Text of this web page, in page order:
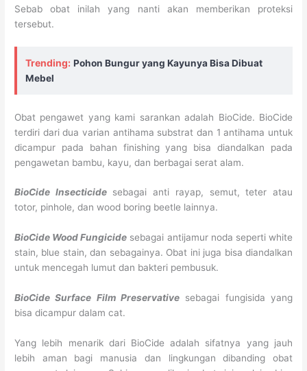
Sebab obat inilah yang nanti akan memberikan proteksi
tersebut.
Trending: Pohon Bungur yang Kayunya Bisa Dibuat
Mebel
Obat pengawet yang kami sarankan adalah BioCide. BioCide
terdiri dari dua varian antihama substrat dan 1 antihama untuk
dicampur pada bahan finishing yang bisa diandalkan pada
pengawetan bambu, kayu, dan berbagai serat alam.
BioCide Insecticidesebagai anti rayap, semut, teter atau
totor, pinhole, dan wood boring beetle lainnya.
BioCide Wood Fungicide sebagai antijamur noda seperti white
stain, blue stain, dan sebagainya. Obat ini juga bisa diandalkan
untuk mencegah lumut dan bakteri pembusuk.
BioCide Surface Film Preservative sebagai fungisida yang
bisa dicampur dalam cat.
Yang lebih menarik dari BioCide adalah sifatnya yang jauh
lebih aman bagi manusia dan lingkungan dibanding obat